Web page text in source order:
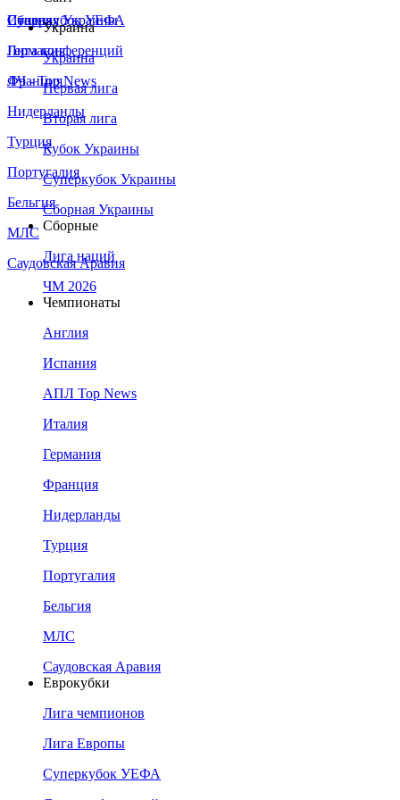
Сборная Украины
Италия
Германия
Франция
Нидерланды
Турция
Португалия
Бельгия
МЛС
Саудовская Аравия
Суперкубок УЕФА
Лига конференций
ЛЧ - Top News
Украина
Украина
Первая лига
Вторая лига
Кубок Украины
Суперкубок Украины
Сборная Украины
Сборные
Лига наций
ЧМ 2026
Чемпионаты
Англия
Испания
АПЛ Top News
Италия
Германия
Франция
Нидерланды
Турция
Португалия
Бельгия
МЛС
Саудовская Аравия
Еврокубки
Лига чемпионов
Лига Европы
Суперкубок УЕФА